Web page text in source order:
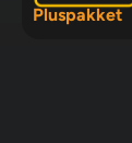
Pluspakket